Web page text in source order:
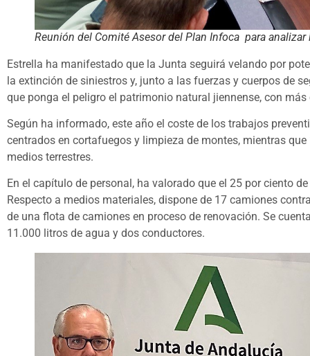
Reunión del Comité Asesor del Plan Infoca para analizar
Estrella ha manifestado que la Junta seguirá velando por
la extinción de siniestros y, junto a las fuerzas y cuerpos de
que ponga el peligro el patrimonio natural jiennense, con
Según ha informado, este año el coste de los trabajos
centrados en cortafuegos y limpieza de montes, mientras
medios terrestres.
En el capítulo de personal, ha valorado que el 25 por ciento
Respecto a medios materiales, dispone de 17 camiones
de una flota de camiones en proceso de renovación. Se
11.000 litros de agua y dos conductores.